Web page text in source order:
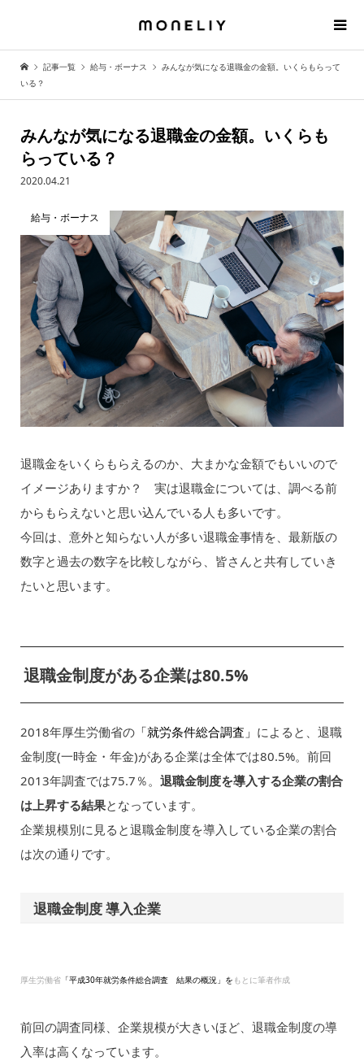
記事一覧 給与・ボーナス
みんなが気になる退職金の金額。いくらもらって
いる？
みんなが気になる退職金の金額。いくらも
らっている？
2020.04.21
給与・ボーナス
退職金をいくらもらえるのか、大まかな金額でもいいので
イメージありますか？ 実は退職金については、調べる前
からもらえないと思い込んでいる人も多いです。
今回は、意外と知らない人が多い退職金事情を、最新版の
数字と過去の数字を比較しながら、皆さんと共有していき
たいと思います。
退職金制度がある企業は80.5%
2018年厚生労働省の「就労条件総合調査」 によると、退職
金制度(一時金・年金)がある企業は全体では80.5%。前回
2013年調査では75.7％。 退職金制度を導入する企業の割合
は上昇する結果となっています。
企業規模別に見ると退職金制度を導入している企業の割合
は次の通りです。
退職金制度 導入企業
厚生労働省「平成30年就労条件総合調査 結果の概況」を もとに筆者作成
前回の調査同様、企業規模が大きいほど、退職金制度の導
入率は高くなっています。